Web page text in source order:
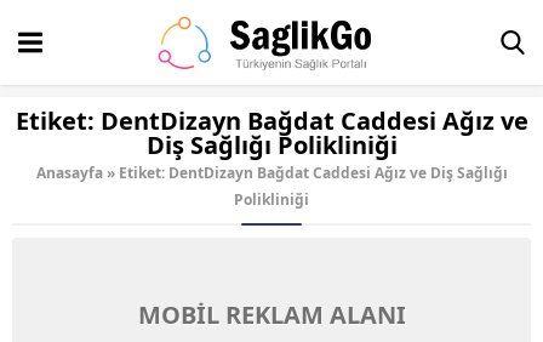
Etiket: DentDizayn Bağdat Caddesi Ağız ve
Diş Sağlığı Polikliniği
Anasayfa » Etiket: DentDizayn Bağdat Caddesi Ağız ve Diş Sağlığı
Polikliniği
MOBİL REKLAM ALANI